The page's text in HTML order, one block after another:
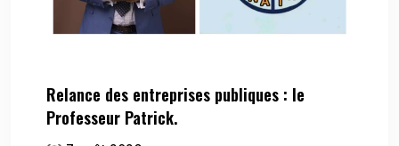
Relance des entreprises publiques : le
Professeur Patrick.